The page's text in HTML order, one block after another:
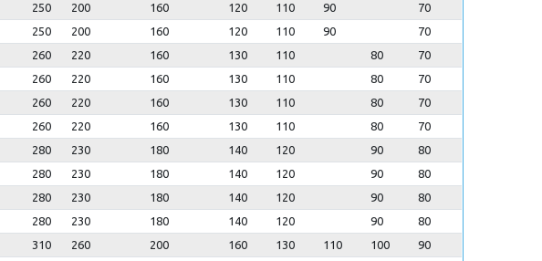
250 200 160 120 110 90
70
250 200 160 120 110 90
70
260 220 160 130 110 80
70
260 220 160 130 110 80
70
260 220 160 130 110 80
70
260 220 160 130 110 80
70
280 230 180 140 120 90
80
280 230 180 140 120 90
80
280 230 180 140 120 90
80
280 230 180 140 120 90
80
310 260 200 160 130 110 100
90